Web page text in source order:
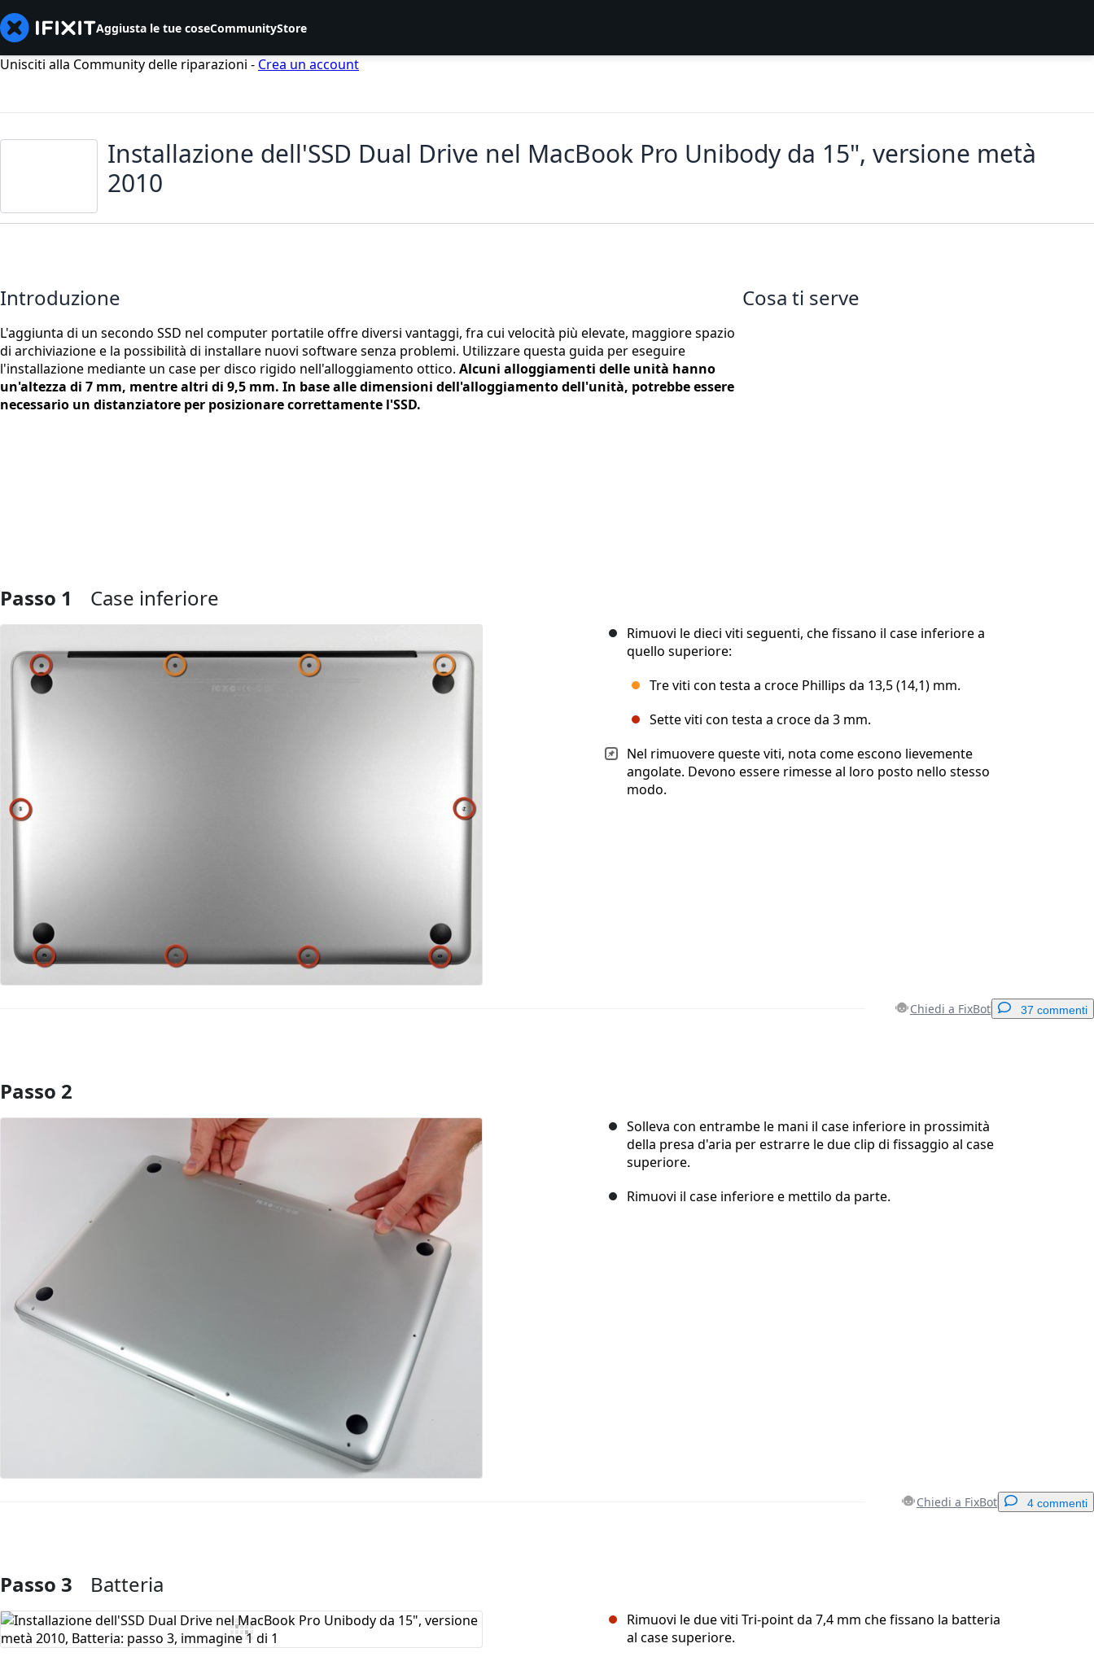
Aggiusta le tue coseCommunityStore
Unisciti alla Community delle riparazioni - Crea un account
Installazione dell'SSD Dual Drive nel MacBook Pro Unibody da 15", versione metà
2010
Introduzione
L'aggiunta di un secondo SSD nel computer portatile offre diversi vantaggi, fra cui velocità più elevate, maggiore spazio
di archiviazione e la possibilità di installare nuovi software senza problemi. Utilizzare questa guida per eseguire
l'installazione mediante un case per disco rigido nell'alloggiamento ottico. Alcuni alloggiamenti delle unità hanno
un'altezza di 7 mm, mentre altri di 9,5 mm. In base alle dimensioni dell'alloggiamento dell'unità, potrebbe essere
necessario un distanziatore per posizionare correttamente l'SSD.
Cosa ti serve
Passo 1 Case inferiore
Rimuovi le dieci viti seguenti, che fissano il case inferiore a
quello superiore:
Tre viti con testa a croce Phillips da 13,5 (14,1) mm.
Sette viti con testa a croce da 3 mm.
Nel rimuovere queste viti, nota come escono lievemente
angolate. Devono essere rimesse al loro posto nello stesso
modo.
Chiedi a FixBot 37 commenti
Aggiungi Commento
Passo 2
Solleva con entrambe le mani il case inferiore in prossimità
della presa d'aria per estrarre le due clip di fissaggio al case
superiore.
Rimuovi il case inferiore e mettilo da parte.
Chiedi a FixBot 4 commenti
Aggiungi Commento
Passo 3 Batteria
Rimuovi le due viti Tri-point da 7,4 mm che fissano la batteria
al case superiore.